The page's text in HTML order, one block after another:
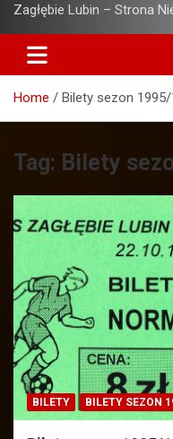
Zagłębie Lubin – Strona
Home Bilety sezon 1995/
Tag: Bilety
BILETY BILETY SEZON